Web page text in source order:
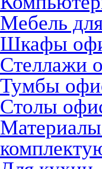
Мебель
Шкафы
Стеллажи
Тумбы
Столы